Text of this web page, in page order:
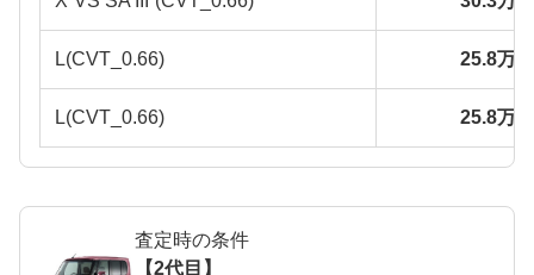
L(CVT_0.66) 25.8万
L(CVT_0.66) 25.8万
査定時の条件
【2代目】